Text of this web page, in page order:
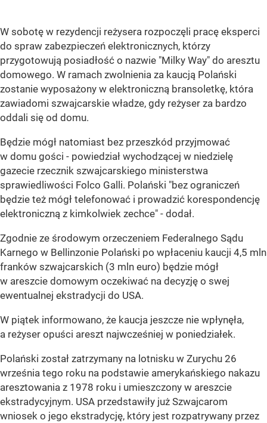
W sobotę w rezydencji reżysera rozpoczęli pracę eksperci
do spraw zabezpieczeń elektronicznych, którzy
przygotowują posiadłość o nazwie "Milky Way" do aresztu
domowego. W ramach zwolnienia za kaucją Polański
zostanie wyposażony w elektroniczną bransoletkę, która
zawiadomi szwajcarskie władze, gdy reżyser za bardzo
oddali się od domu.
Będzie mógł natomiast bez przeszkód przyjmować
w domu gości - powiedział wychodzącej w niedzielę
gazecie rzecznik szwajcarskiego ministerstwa
sprawiedliwości Folco Galli. Polański "bez ograniczeń
będzie też mógł telefonować i prowadzić korespondencję
elektroniczną z kimkolwiek zechce" - dodał.
Zgodnie ze środowym orzeczeniem Federalnego Sądu
Karnego w Bellinzonie Polański po wpłaceniu kaucji 4,5 mln
franków szwajcarskich (3 mln euro) będzie mógł
w areszcie domowym oczekiwać na decyzję o swej
ewentualnej ekstradycji do USA.
W piątek informowano, że kaucja jeszcze nie wpłynęła,
a reżyser opuści areszt najwcześniej w poniedziałek.
Polański został zatrzymany na lotnisku w Zurychu 26
września tego roku na podstawie amerykańskiego nakazu
aresztowania z 1978 roku i umieszczony w areszcie
ekstradycyjnym. USA przedstawiły już Szwajcarom
wniosek o jego ekstradycję, który jest rozpatrywany przez